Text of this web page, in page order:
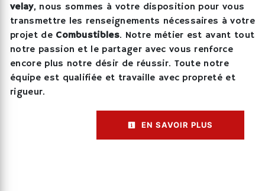
velay, nous sommes à votre disposition pour vous
transmettre les renseignements nécessaires à votre
projet de Combustibles. Notre métier est avant tout
notre passion et le partager avec vous renforce
encore plus notre désir de réussir. Toute notre
équipe est qualifiée et travaille avec propreté et
rigueur.
EN SAVOIR PLUS